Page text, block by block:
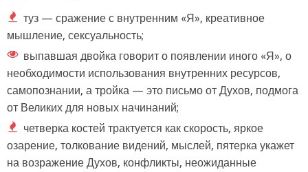
туз — сражение с внутренним «Я», креативное
мышление, сексуальность;
выпавшая двойка говорит о появлении иного «Я», о
необходимости использования внутренних ресурсов,
самопознании, а тройка — это письмо от Духов, подмога
от Великих для новых начинаний;
четверка костей трактуется как скорость, яркое
озарение, толкование видений, мыслей, пятерка укажет
на возражение Духов, конфликты, неожиданные